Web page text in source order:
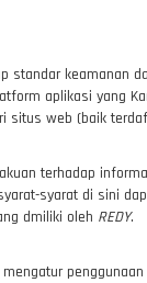
keamanan
aplikasi yang
situs web (baik
terhadap
syarat di sini
dmiliki oleh REDY.